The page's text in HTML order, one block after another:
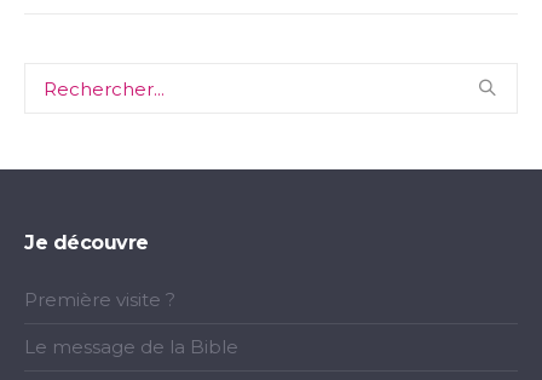
Je découvre
Première visite ?
Le message de la Bible